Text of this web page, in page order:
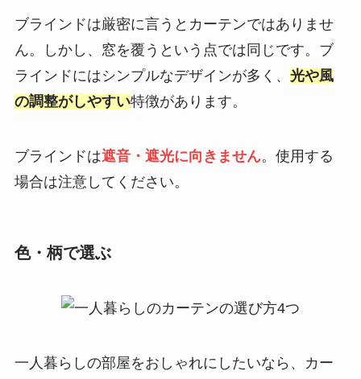
ブラインドは厳密に言うとカーテンではありませ
ん。しかし、窓を覆うという点では同じです。ブ
ラインドにはシンプルなデザインが多く、 光や風
の調整がしやすい特徴があります。
ブラインドは遮音・遮光に向きません。使用する
場合は注意してください。
色・柄で選ぶ
一人暮らしの部屋をおしゃれにしたいなら、カー